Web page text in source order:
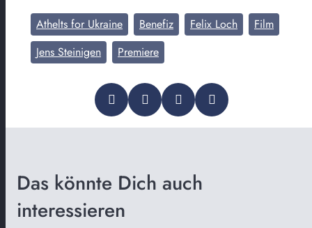
Athelts for Ukraine Benefiz Felix Loch
Film
Jens Steinigen
Premiere
Das könnte Dich auch
interessieren